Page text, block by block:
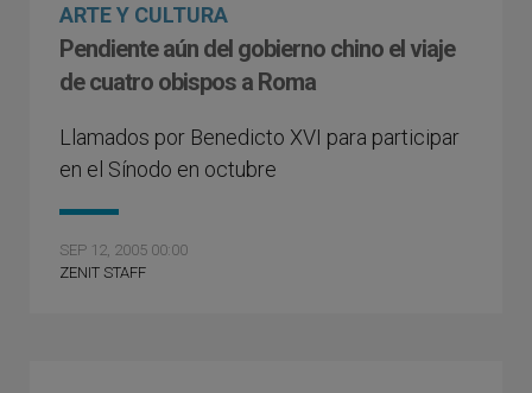
ARTE Y CULTURA
Pendiente aún del gobierno chino el viaje
de cuatro obispos a Roma
Llamados por Benedicto XVI para participar
en el Sínodo en octubre
SEP 12, 2005 00:00
ZENIT STAFF